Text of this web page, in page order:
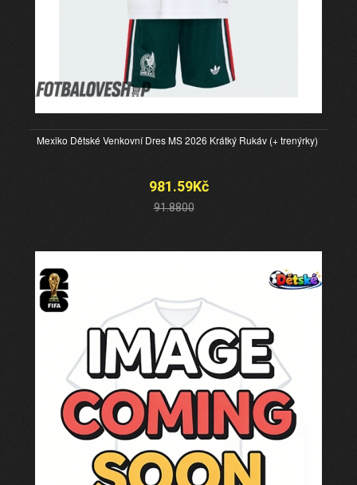
Mexiko Dětské Venkovní Dres MS 2026 Krátký Rukáv (+ trenýrky)
981.59Kč
91.8800